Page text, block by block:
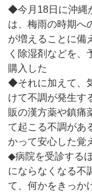
◆今月18日に沖縄
は、梅雨の時期へ
が増えることに備
く除湿剤などを、
購入した
◆それに加えて、
けて不調が発生す
販の漢方薬や鎮痛
て起こる不調があ
かって安心した覚
◆病院を受診する
にならなくなる不
て、何かをきっか